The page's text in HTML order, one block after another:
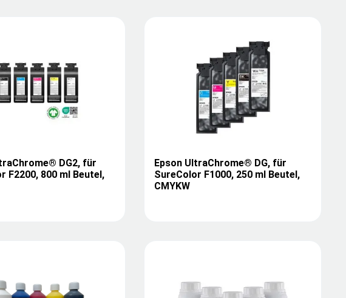
DG2, für
F2200, 800 ml Beutel,
Epson UltraChrome® DG, für
SureColor F1000, 250 ml Beutel,
CMYKW